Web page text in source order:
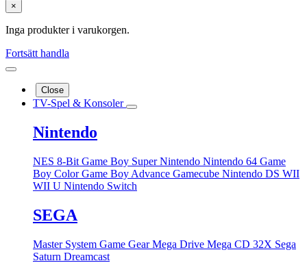
×
Inga produkter i varukorgen.
Fortsätt handla
Close
TV-Spel & Konsoler
Nintendo
NES 8-Bit Game Boy Super Nintendo Nintendo 64 Game
Boy ColorGame Boy Advance Gamecube Nintendo DS WII
WII U Nintendo Switch
SEGA
Master System Game GearMega Drive Mega CD 32X Sega
Saturn Dreamcast